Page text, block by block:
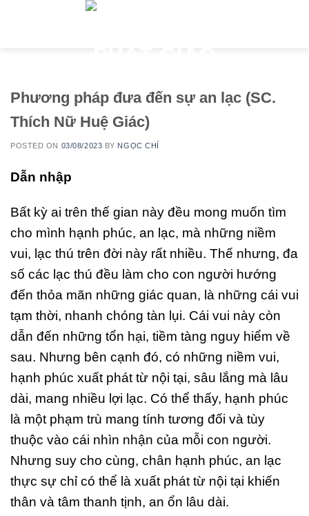
Phương pháp đưa đến sự an lạc (SC.
Thích Nữ Huệ Giác)
POSTED ON 03/08/2023 BY NGỌC CHÍ
Dẫn nhập
Bất kỳ ai trên thế gian này đều mong muốn tìm
cho mình hạnh phúc, an lạc, mà những niềm
vui, lạc thú trên đời này rất nhiều. Thế nhưng, đa
số các lạc thú đều làm cho con người hướng
đến thỏa mãn những giác quan, là những cái vui
tạm thời, nhanh chóng tàn lụi. Cái vui này còn
dẫn đến những tổn hại, tiềm tàng nguy hiểm về
sau. Nhưng bên cạnh đó, có những niềm vui,
hạnh phúc xuất phát từ nội tại, sâu lắng mà lâu
dài, mang nhiều lợi lạc. Có thể thấy, hạnh phúc
là một phạm trù mang tính tương đối và tùy
thuộc vào cái nhìn nhận của mỗi con người.
Nhưng suy cho cùng, chân hạnh phúc, an lạc
thực sự chỉ có thể là xuất phát từ nội tại khiến
thân và tâm thanh tịnh, an ổn lâu dài.